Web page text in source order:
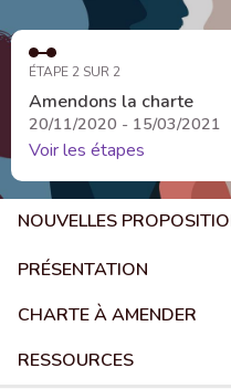
ÉTAPE 2 SUR 2
Amendons la charte
20/11/2020 - 15/03/2021
Voir les étapes
NOUVELLES
PRÉSENTATION
CHARTE À AMENDER
RESSOURCES